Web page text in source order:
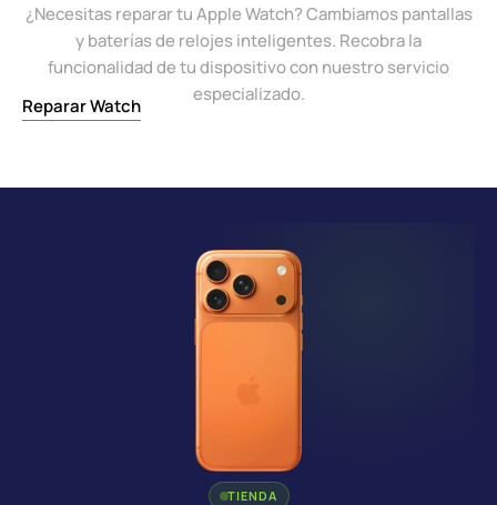
¿Necesitas reparar tu Apple Watch? Cambiamos pantallas
y baterías de relojes inteligentes. Recobra la
funcionalidad de tu dispositivo con nuestro servicio
especializado.
Reparar Watch
TIENDA